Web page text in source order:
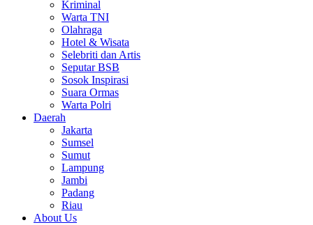
Kriminal
Warta TNI
Olahraga
Hotel & Wisata
Selebriti dan Artis
Seputar BSB
Sosok Inspirasi
Suara Ormas
Warta Polri
Daerah
Jakarta
Sumsel
Sumut
Lampung
Jambi
Padang
Riau
About Us